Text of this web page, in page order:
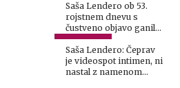
Saša Lendero ob 53.
rojstnem dnevu s
čustveno objavo ganila
oboževalce
Saša Lendero: Čeprav
je videospot intimen, ni
nastal z namenom